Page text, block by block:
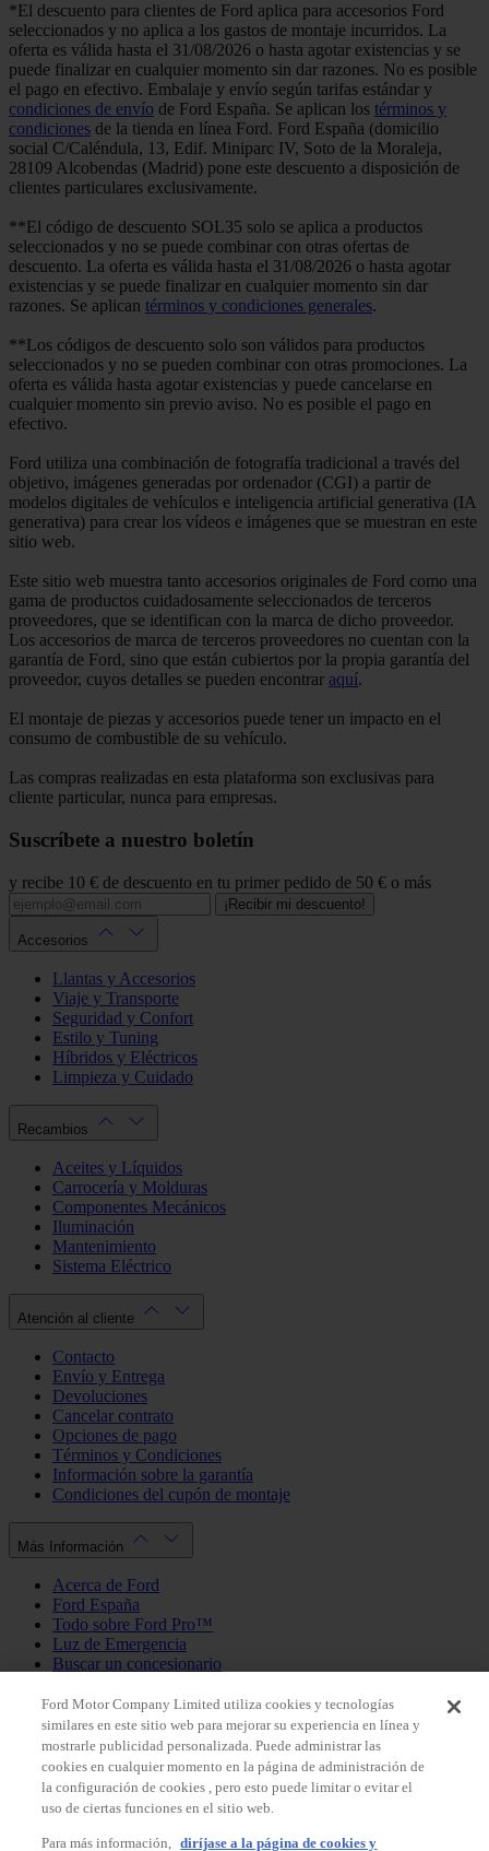
*El descuento para clientes de Ford aplica para accesorios Ford
seleccionados y no aplica a los gastos de montaje incurridos. La
oferta es válida hasta el 31/08/2026 o hasta agotar existencias y se
puede finalizar en cualquier momento sin dar razones. No es posible
el pago en efectivo. Embalaje y envío según tarifas estándar y
condiciones de envío de Ford España. Se aplican los términos y
condiciones de la tienda en línea Ford. Ford España (domicilio
social C/Caléndula, 13, Edif. Miniparc IV, Soto de la Moraleja,
28109 Alcobendas (Madrid) pone este descuento a disposición de
clientes particulares exclusivamente.
**El código de descuento SOL35 solo se aplica a productos
seleccionados y no se puede combinar con otras ofertas de
descuento. La oferta es válida hasta el 31/08/2026 o hasta agotar
existencias y se puede finalizar en cualquier momento sin dar
razones. Se aplican términos y condiciones generales.
**Los códigos de descuento solo son válidos para productos
seleccionados y no se pueden combinar con otras promociones. La
oferta es válida hasta agotar existencias y puede cancelarse en
cualquier momento sin previo aviso. No es posible el pago en
efectivo.
Ford utiliza una combinación de fotografía tradicional a través del
objetivo, imágenes generadas por ordenador (CGI) a partir de
modelos digitales de vehículos e inteligencia artificial generativa (IA
generativa) para crear los vídeos e imágenes que se muestran en este
sitio web.
Este sitio web muestra tanto accesorios originales de Ford como una
gama de productos cuidadosamente seleccionados de terceros
proveedores, que se identifican con la marca de dicho proveedor.
Los accesorios de marca de terceros proveedores no cuentan con la
garantía de Ford, sino que están cubiertos por la propia garantía del
proveedor, cuyos detalles se pueden encontrar aquí.
El montaje de piezas y accesorios puede tener un impacto en el
consumo de combustible de su vehículo.
Las compras realizadas en esta plataforma son exclusivas para
cliente particular, nunca para empresas.
Suscríbete a nuestro boletín
y recibe 10 € de descuento en tu primer pedido de 50 € o más
¡Recibir mi descuento!
Accesorios
Llantas y Accesorios
Viaje y Transporte
Seguridad y Confort
Estilo y Tuning
Híbridos y Eléctricos
Limpieza y Cuidado
Recambios
Aceites y Líquidos
Carrocería y Molduras
Componentes Mecánicos
Iluminación
Mantenimiento
Sistema Eléctrico
Atención al cliente
Contacto
Envío y Entrega
Devoluciones
Cancelar contrato
Opciones de pago
Términos y Condiciones
Información sobre la garantía
Condiciones del cupón de montaje
Más Información
Acerca de Ford
Ford España
Todo sobre Ford Pro™
Luz de Emergencia
Buscar un concesionario
Política de privacidad
Mi Cuenta
Iniciar sesión / Registrarse
Mis pedidos
Ford Motor Company Limited utiliza cookies y tecnologías
similares en este sitio web para mejorar su experiencia en línea y
mostrarle publicidad personalizada. Puede administrar las
cookies en cualquier momento en la página de administración de
la configuración de cookies , pero esto puede limitar o evitar el
uso de ciertas funciones en el sitio web.
Para más información, diríjase a la página de cookies y